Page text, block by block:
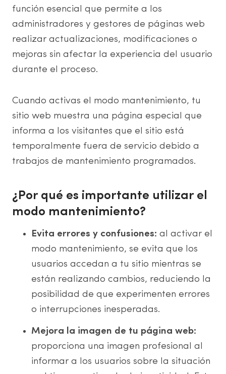
función esencial que permite a los
administradores y gestores de páginas web
realizar actualizaciones, modificaciones o
mejoras sin afectar la experiencia del usuario
durante el proceso.
Cuando activas el modo mantenimiento, tu
sitio web muestra una página especial que
informa a los visitantes que el sitio está
temporalmente fuera de servicio debido a
trabajos de mantenimiento programados.
¿Por qué es importante utilizar el
modo mantenimiento?
Evita errores y confusiones: al activar el
modo mantenimiento, se evita que los
usuarios accedan a tu sitio mientras se
están realizando cambios, reduciendo la
posibilidad de que experimenten errores
o interrupciones inesperadas.
Mejora la imagen de tu página web:
proporciona una imagen profesional al
informar a los usuarios sobre la situación